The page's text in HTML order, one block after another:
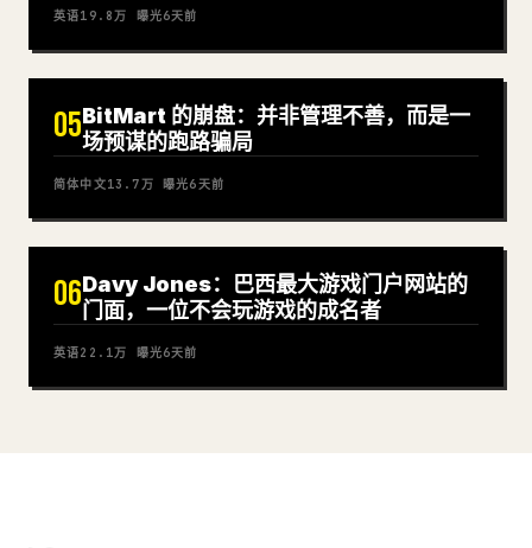
英语19.8万 曝光6天前
05BitMart 的崩盘：并非管理不善，而是一
场预谋的跑路骗局
简体中文13.7万 曝光6天前
06Davy Jones：巴西最大游戏门户网站的
门面，一位不会玩游戏的成名者
英语22.1万 曝光6天前